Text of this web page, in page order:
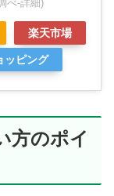
べ-詳細)
楽天市場
ッピング
方のポイ